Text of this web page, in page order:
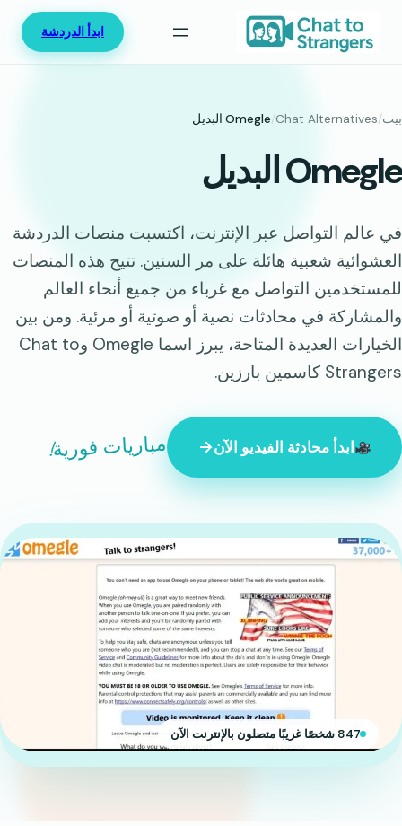
ابدأ الدردشة
بيت/
Chat Alternatives
/Omegle البديل
Omegle البديل
في عالم التواصل عبر الإنترنت، اكتسبت منصات الدردشة
العشوائية شعبية هائلة على مر السنين. تتيح هذه المنصات
للمستخدمين التواصل مع غرباء من جميع أنحاء العالم
والمشاركة في محادثات نصية أو صوتية أو مرئية. ومن بين
الخيارات العديدة المتاحة، يبرز اسما Omegle وChat to
Strangers كاسمين بارزين.
ابدأ محادثة الفيديو الآن مباريات فورية!
847 شخصًا غريبًا متصلون بالإنترنت الآن